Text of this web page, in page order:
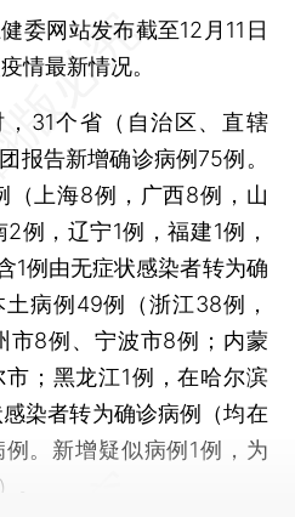
委网站发布截至12月11日
情最新情况。
个省（自治区、直辖
报告新增确诊病例75例。
（上海8例，广西8例，山
例，辽宁1例，福建1例，
1例由无症状感染者转为确
病例49例（浙江38例，
市8例、宁波市8例；内蒙
；黑龙江1例，在哈尔滨
染者转为确诊病例（均在
。新增疑似病例1例，为
。